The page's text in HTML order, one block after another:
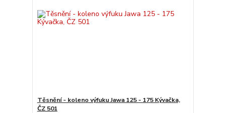
Těsnění - koleno výfuku Jawa 125 - 175 Kývačka,
ČZ 501